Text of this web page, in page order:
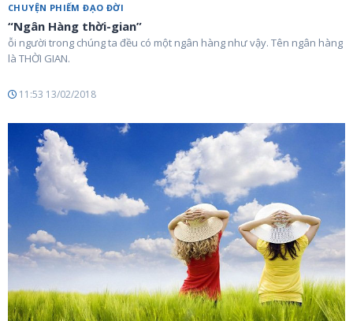
CHUYỆN PHIẾM ĐẠO ĐỜI
“Ngân Hàng thời-gian”
ỗi người trong chúng ta đều có một ngân hàng như vậy. Tên ngân hàng
là THỜI GIAN.
11:53 13/02/2018